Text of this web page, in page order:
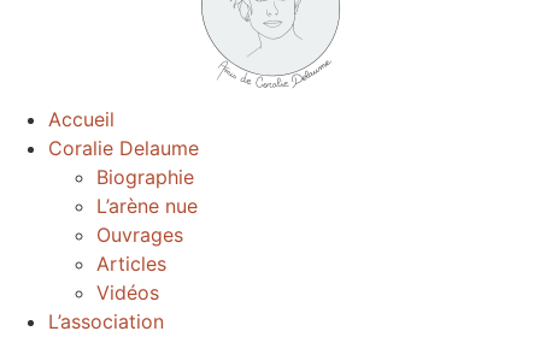
Accueil
Coralie Delaume
Biographie
L’arène nue
Ouvrages
Articles
Vidéos
L’association